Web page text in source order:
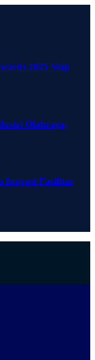
2025 Siap
Olahraga,
Inovasi Fasilitas